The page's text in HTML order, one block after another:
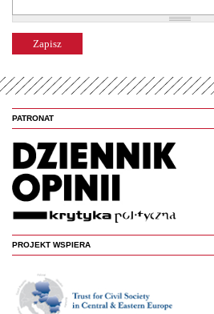
PATRONAT
PROJEKT WSPIERA